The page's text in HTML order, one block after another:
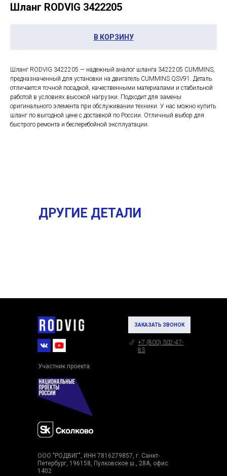
Шланг RODVIG 3422205
В КОРЗИНУ
Шланг RODVIG 3422205 — надежный аналог шланга 3422205 CUMMINS,
предназначенный для установки на двигатель CUMMINS QSV91. Деталь
отличается точной посадкой, качественными материалами и стабильной
работой в условиях высокой нагрузки. Подходит для замены
оригинального элемента при обслуживании техники. У нас можно купить
шланг по выгодной цене с доставкой по России. Отличный выбор для
быстрого ремонта и бесперебойной эксплуатации.
ДРУГИЕ ДЕТАЛИ
ЗАКАЗАТЬ ЗВОНОК
ООО "РОДВИГ", ИНН 7816279857, г. Санкт-
Петербург, 196158, Пулковское ш., 28А, офис
1402
Участник проекта:
+7 (800) 302-47-
83